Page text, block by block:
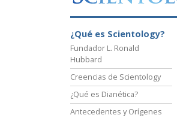
¿Qué es Scientology?
Fundador L. Ronald
Hubbard
Creencias de Scientology
¿Qué es Dianética?
Antecedentes y Orígenes